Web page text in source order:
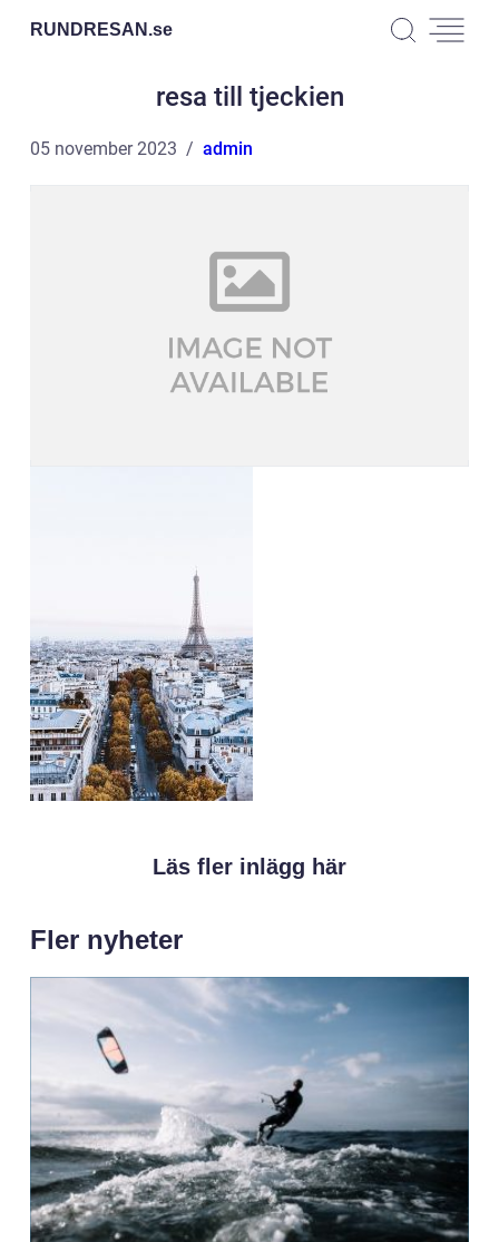
RUNDRESAN.se
resa till tjeckien
05 november 2023 admin
Läs fler inlägg här
Fler nyheter